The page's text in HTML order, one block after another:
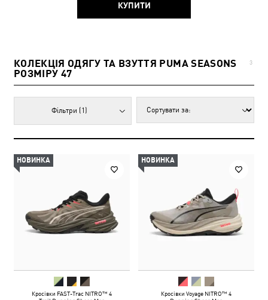
КУПИТИ
КОЛЕКЦІЯ ОДЯГУ ТА ВЗУТТЯ PUMA SEASONS
РОЗМІРУ 47
3
Фільтри (1)
НОВИНКА
Кросівки FAST-Trac NITRO™ 4
НОВИНКА
Кросівки Voyage NITRO™ 4